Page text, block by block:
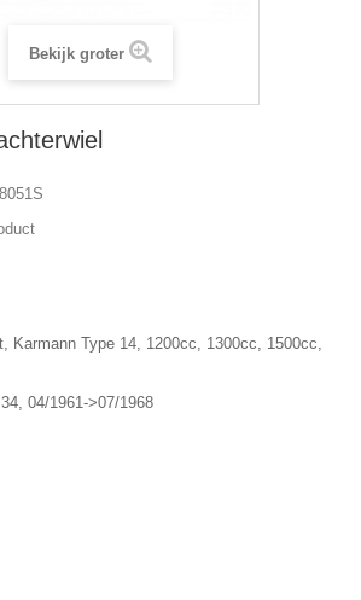
Bekijk groter
Karmann Type 14, 1200cc, 1300cc, 1500cc,
04/1961->07/1968